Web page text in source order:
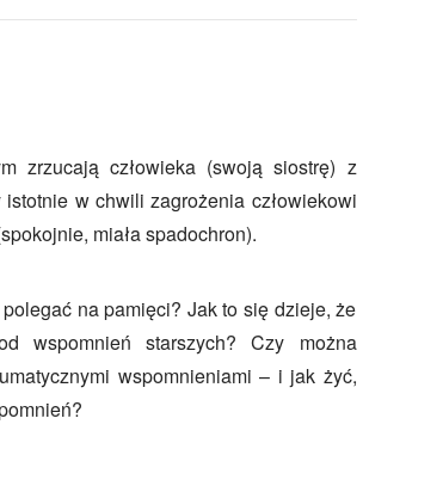
zrzucają człowieka (swoją siostrę) z
w chwili zagrożenia człowiekowi
miała spadochron).
na pamięci? Jak to się dzieje, że
wspomnień starszych? Czy można
wspomnieniami – i jak żyć,